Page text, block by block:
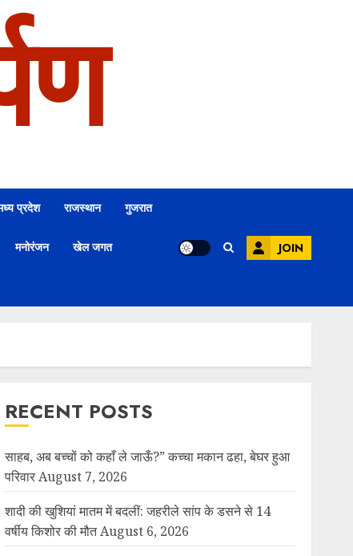
प्रदेश राजस्थान गुजरात
मनोरंजन खेल जगत JOIN
RECENT POSTS
साहब, अब बच्चों को कहाँ ले जाऊँ?” कच्चा मकान ढहा, बेघर हुआ
परिवार August 7, 2026
शादी की खुशियां मातम में बदलीं: जहरीले सांप के डसने से 14
वर्षीय किशोर की मौत August 6, 2026